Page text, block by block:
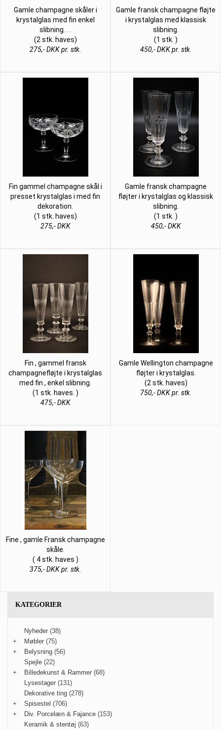
Gamle champagne skåler i
krystalglas med fin enkel
slibning. . .
(2 stk. haves)
275,- DKK pr. stk.
Gamle fransk champagne fløjte
i krystalglas med klassisk
slibning.
(1 stk. )
450,- DKK pr. stk.
Fin gammel champagne skål i
presset krystalglas i med fin
dekoration.
(1 stk. haves)
275,- DKK
Gamle fransk champagne
fløjter i krystalglas og klassisk
slibning.
(1 stk. )
450,- DKK
Fin , gammel fransk
champagnefløjte i krystalglas
med fin , enkel slibning.
(1 stk. haves. )
475,- DKK
Gamle Wellington champagne
fløjter i krystalglas.
(2 stk. haves)
750,- DKK pr. stk.
Fine , gamle Fransk champagne
skåle.
( 4 stk. haves )
375,- DKK pr. stk.
KATEGORIER
Nyheder (38)
+
Møbler (75)
+
Belysning (56)
Spejle (22)
+
Billedekunst & Rammer (68)
Lysestager (131)
Dekorative ting (278)
+
Spisestel (706)
+
Div. Porcelæn & Fajance (153)
Keramik & stentøj (63)